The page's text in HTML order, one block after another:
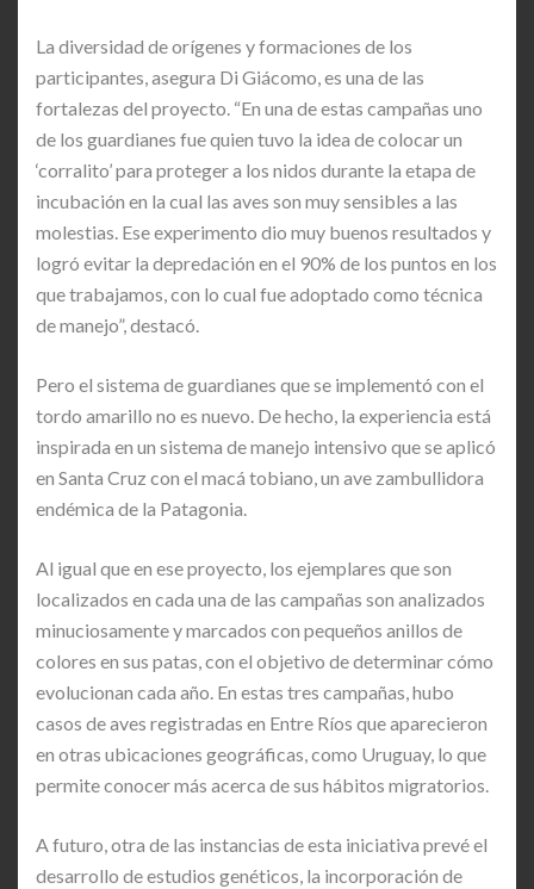
La diversidad de orígenes y formaciones de los
participantes, asegura Di Giácomo, es una de las
fortalezas del proyecto. “En una de estas campañas uno
de los guardianes fue quien tuvo la idea de colocar un
‘corralito’ para proteger a los nidos durante la etapa de
incubación en la cual las aves son muy sensibles a las
molestias. Ese experimento dio muy buenos resultados y
logró evitar la depredación en el 90% de los puntos en los
que trabajamos, con lo cual fue adoptado como técnica
de manejo”, destacó.
Pero el sistema de guardianes que se implementó con el
tordo amarillo no es nuevo. De hecho, la experiencia está
inspirada en un sistema de manejo intensivo que se aplicó
en Santa Cruz con el macá tobiano, un ave zambullidora
endémica de la Patagonia.
Al igual que en ese proyecto, los ejemplares que son
localizados en cada una de las campañas son analizados
minuciosamente y marcados con pequeños anillos de
colores en sus patas, con el objetivo de determinar cómo
evolucionan cada año. En estas tres campañas, hubo
casos de aves registradas en Entre Ríos que aparecieron
en otras ubicaciones geográficas, como Uruguay, lo que
permite conocer más acerca de sus hábitos migratorios.
A futuro, otra de las instancias de esta iniciativa prevé el
desarrollo de estudios genéticos, la incorporación de